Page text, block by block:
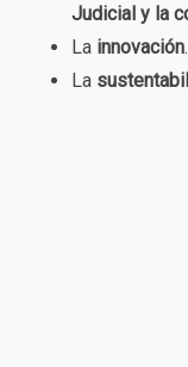
Judicial y la
La innovación.
La